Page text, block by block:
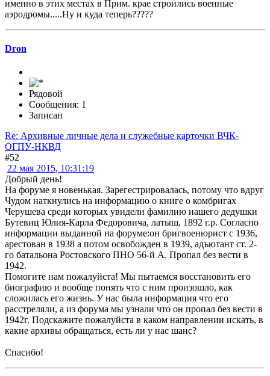
именно в этих местах в Прим. крае строились военные
аэродромы.....Ну и куда теперь?????
Dron
Рядовой
Сообщения: 1
Записан
Re: Архивные личные дела и служебные карточки ВЧК-
ОГПУ-НКВД
#52
22 мая 2015, 10:31:19
Добрый день!
На форуме я новенькая. Зарегестрировалась, потому что вдруг
Чудом наткнулись на информацию о книге о комбригах
Черушева среди которых увидели фамилию нашего дедушки
Бутевиц Юлия-Карла Федоровича, латыш, 1892 г.р. Согласно
информации выданной на форуме:он бригвоенюрист с 1936,
арестован в 1938 а потом освобожден в 1939, адъютант ст. 2-
го батальона Ростовского ПНО 56-й А. Пропал без вести в
1942.
Помогите нам пожалуйста! Мы пытаемся восстановить его
биографию и вообще понять что с ним произошло, как
сложилась его жизнь. У нас была информация что его
расстреляли, а из форума мы узнали что он пропал без вести в
1942г. Подскажите пожалуйста в каком направлении искать, в
какие архивы обращаться, есть ли у нас шанс?
Спасибо!